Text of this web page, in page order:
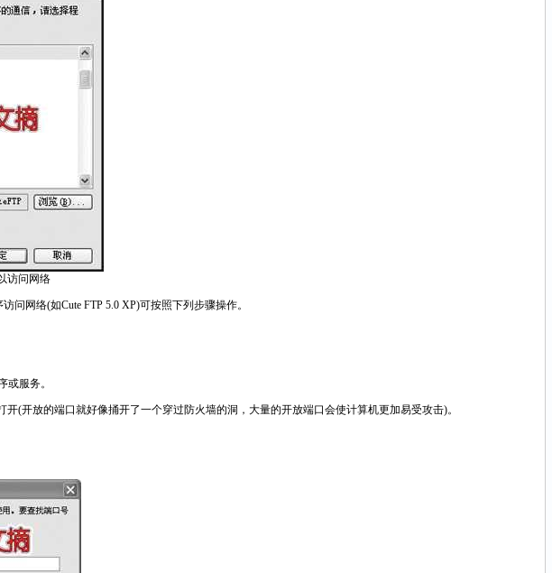
访问网络
网络(如Cute FTP 5.0 XP)可按照下列步骤操作。
服务。
开放的端口就好像捅开了一个穿过防火墙的洞，大量的开放端口会使计算机更加易受攻击)。